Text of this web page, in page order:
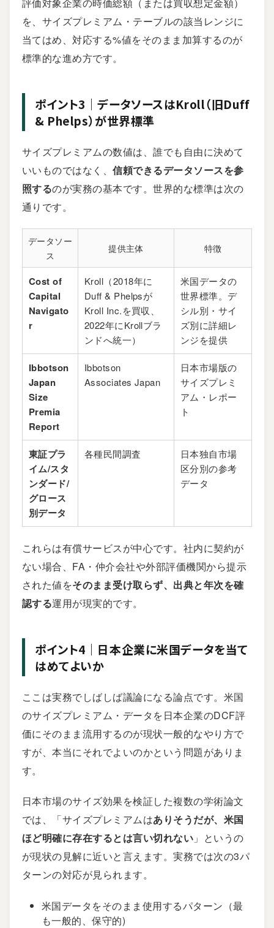
を、サイズプレミアム・テーブルの該当レンジに
当てはめ、対応する%値をそのまま加算するのが
標準的な進め方です。
ポイント3｜データソースはKroll（旧Duff
& Phelps）が世界標準
サイズプレミアムの数値は、誰でも自由に決めて
いいものではなく、信頼できるデータソースを参
照するのが実務の基本です。世界的な標準は次の
通りです。
データソー
ス
提供主体 特徴
Cost of
Capital
Navigato
r
Kroll （2018年に
Duff & Phelpsが
Kroll Inc.を買収、
2022年にKrollブラ
ンドへ統一）
米国データの
世界標準。デ
シル別・サイ
ズ別に詳細レ
ンジを提供
Ibbotson
Japan
Size
Premia
Report
Ibbotson
Associates Japan
日本市場版の
サイズプレミ
アム・レポー
ト
東証プラ
イム/スタ
ンダード/
グロース
別データ
各種民間調査
日本独自市場
区分別の参考
データ
これらは有償サービスが中心です。社内に契約が
ない場合、FA・仲介会社や外部評価機関から提示
された値をそのまま受け取らず、出典と年次を確
認する運用が現実的です。
ポイント4｜日本企業に米国データを当て
はめてよいか
ここは実務でしばしば議論になる論点です。米国
のサイズプレミアム・データを日本企業のDCF評
価にそのまま流用するのが現状一般的なやり方で
すが、本当にそれでよいのかという問題がありま
す。
日本市場のサイズ効果を検証した複数の学術論文
では、「サイズプレミアムはありそうだが、米国
ほど明確に存在するとは言い切れない 」というの
が現状の見解に近いと言えます。実務では次の3パ
ターンの対応が見られます。
米国データをそのまま使用するパターン（最
も一般的、保守的)